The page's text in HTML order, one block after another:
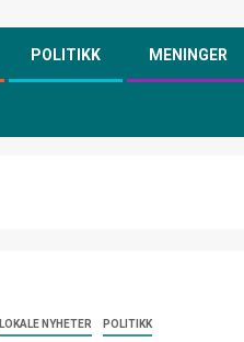
POLITIKK MENINGER
LOKALE NYHETER POLITIKK